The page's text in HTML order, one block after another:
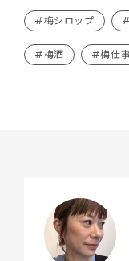
#梅シロップ
#梅酒 #梅仕